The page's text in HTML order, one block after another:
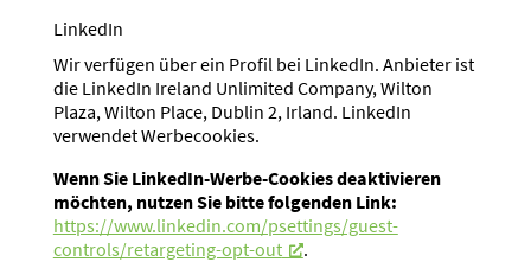
LinkedIn
Wir verfügen über ein Profil bei LinkedIn. Anbieter ist
die LinkedIn Ireland Unlimited Company, Wilton
Plaza, Wilton Place, Dublin 2, Irland. LinkedIn
verwendet Werbe­cookies.
Wenn Sie LinkedIn-Werbe-Cookies deakti­vieren
möchten, nutzen Sie bitte folgenden Link:
https://www.linkedin.com/psettings/guest-
controls/retargeting-opt-out
.